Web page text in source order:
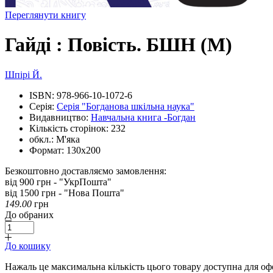
Переглянути книгу
Гайді : Повість. БШН (М)
Шпірі Й.
ISBN: 978-966-10-1072-6
Серія: Серія "Богданова шкільна наука"
Видавництво: Навчальна книга -Богдан
Кількість сторінок: 232
обкл.: М'яка
Формат: 130х200
Безкоштовно доставляємо замовлення:
від 900 грн - "УкрПошта"
від 1500 грн - "Нова Пошта"
149.00 грн
До обраних
До кошику
Нажаль це максимальна кількість цього товару доступна для